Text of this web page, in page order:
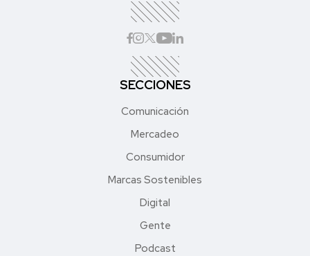
SECCIONES
Comunicación
Mercadeo
Consumidor
Marcas Sostenibles
Digital
Gente
Podcast